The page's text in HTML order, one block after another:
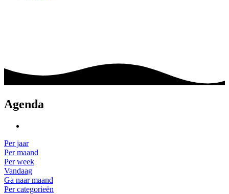
Agenda
Per jaar
Per maand
Per week
Vandaag
Ga naar maand
Per categorieën